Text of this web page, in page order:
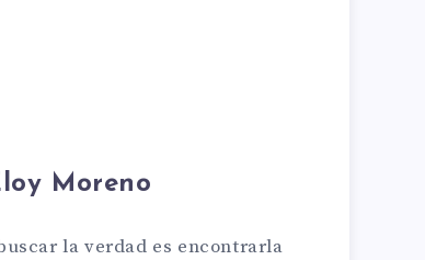
Moreno
la verdad es encontrarla